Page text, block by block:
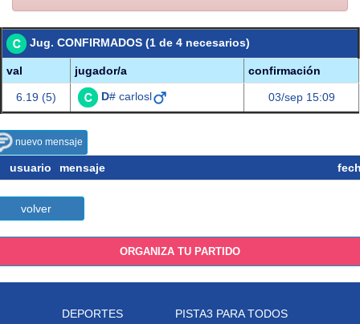
Jug. CONFIRMADOS (1 de 4 necesarios)
val jugador/a confirmación
6.19 (5) D# carlosl 03/sep 15:09
nuevo mensaje
usuario mensaje
volver
ORGANIZA TU PARTIDO
DEPORTES
PISTA3 PARA TODOS